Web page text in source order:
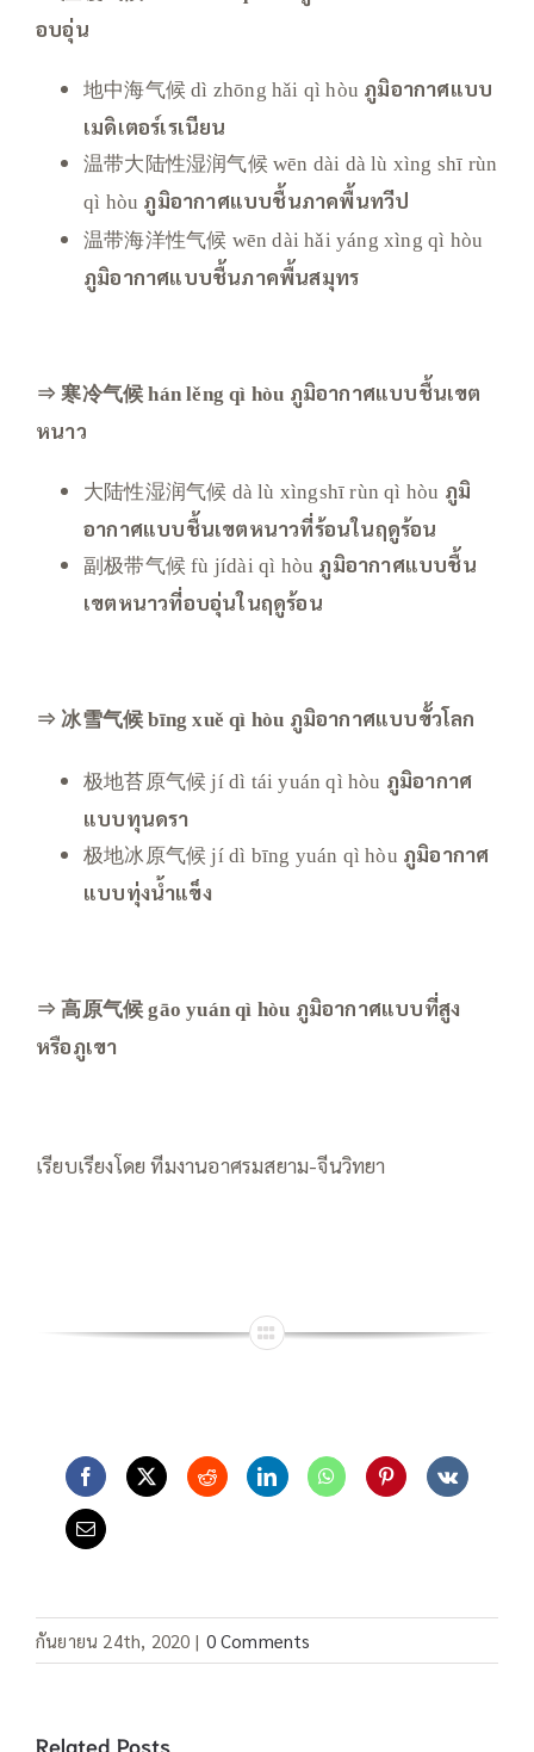
อบอุ่น
地中海气候dì zhōng hǎi qì hòu ภูมิอากาศแบบ
เมดิเตอร์เรเนียน
温带大陆性湿润气候 wēn dài dà lù xìng shī rùn
qì hòu ภูมิอากาศแบบชื้นภาคพื้นทวีป
温带海洋性气候 wēn dài hǎi yáng xìng qì hòu
ภูมิอากาศแบบชื้นภาคพื้นสมุทร
⇒ 寒冷气候 hán lěng qì hòu ภูมิอากาศแบบชื้นเขต
หนาว
大陆性湿润气候 dà lù xìngshī rùn qì hòu ภูมิ
อากาศแบบชื้นเขตหนาวที่ร้อนในฤดูร้อน
副极带气候fù jídài qì hòu ภูมิอากาศแบบชื้น
เขตหนาวที่อบอุ่นในฤดูร้อน
⇒ 冰雪气候 bīng xuě qì hòu ภูมิอากาศแบบขั้วโลก
极地苔原气候 jí dì tái yuán qì hòu ภูมิอากาศ
แบบทุนดรา
极地冰原气候jí dì bīng yuán qì hòu ภูมิอากาศ
แบบทุ่งน้ำแข็ง
⇒ 高原气候 gāo yuán qì hòu ภูมิอากาศแบบที่สูง
หรือภูเขา
เรียบเรียงโดย ทีมงานอาศรมสยาม-จีนวิทยา
กันยายน 24th, 2020 | 0 Comments
Related Posts